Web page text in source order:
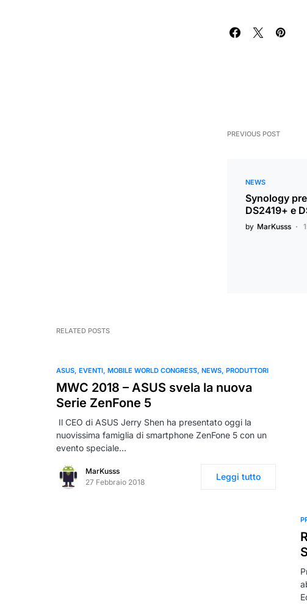
PREVIOUS POST
NEWS
Synology
DS2419+ e
by MarKusss
RELATED POSTS
ASUS EVENTI MOBILE WORLD CONGRESS NEWS PRODUTTORI
MWC 2018 – ASUS svela la nuova
Serie ZenFone 5
Il CEO di ASUS Jerry Shen ha presentato oggi la
nuovissima famiglia di smartphone ZenFone 5 con un
evento speciale…
MarKusss
27 Febbraio 2018
Leggi tutto